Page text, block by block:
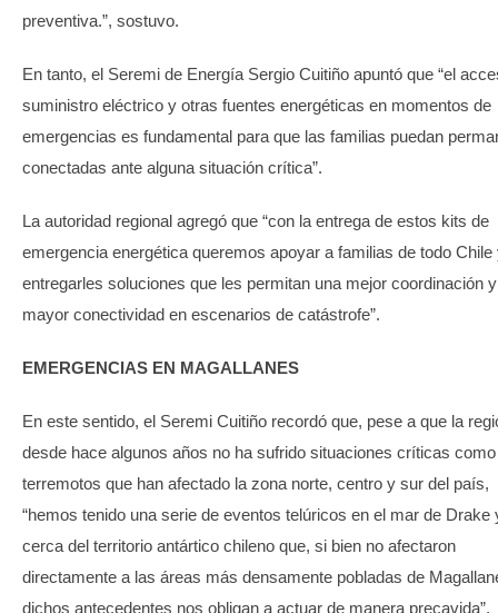
preventiva.”, sostuvo.
En tanto, el Seremi de Energía Sergio Cuitiño apuntó que “el
suministro eléctrico y otras fuentes energéticas en momentos de
emergencias es fundamental para que las familias puedan
conectadas ante alguna situación crítica”.
La autoridad regional agregó que “con la entrega de estos kits de
emergencia energética queremos apoyar a familias de todo Chile
entregarles soluciones que les permitan una mejor coordinación y
mayor conectividad en escenarios de catástrofe”.
EMERGENCIAS EN MAGALLANES
En este sentido, el Seremi Cuitiño recordó que, pese a que la
desde hace algunos años no ha sufrido situaciones críticas
terremotos que han afectado la zona norte, centro y sur del país,
“hemos tenido una serie de eventos telúricos en el mar de Drake
cerca del territorio antártico chileno que, si bien no afectaron
directamente a las áreas más densamente pobladas de
dichos antecedentes nos obligan a actuar de manera precavida”,